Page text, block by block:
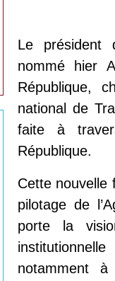
Le président
nommé hier
République,
national de
faite à
République.
Cette nouvelle
pilotage de
porte la
notamment